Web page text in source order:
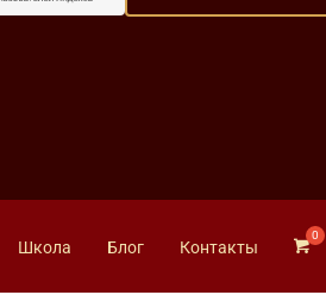
Школа Блог Контакты